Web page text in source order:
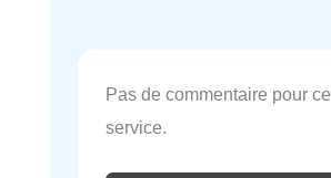
Pas de commentaire pour ce
service.